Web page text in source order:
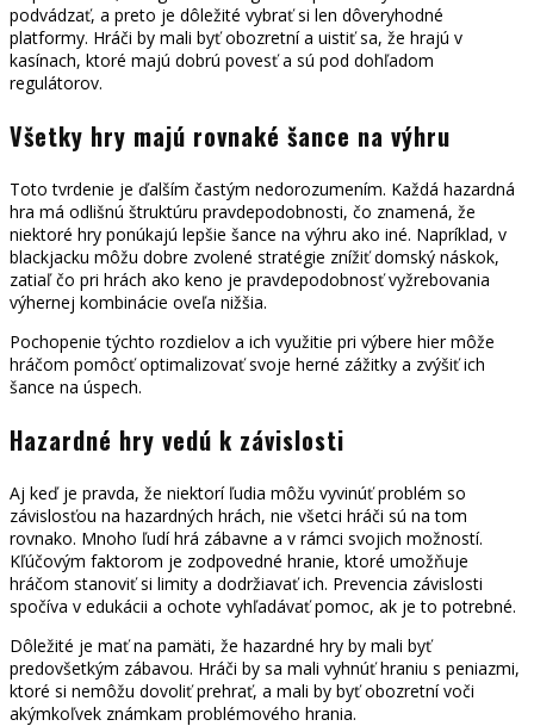
podvádzať, a preto je dôležité vybrať si len dôveryhodné
platformy. Hráči by mali byť obozretní a uistiť sa, že hrajú v
kasínach, ktoré majú dobrú povesť a sú pod dohľadom
regulátorov.
Všetky hry majú rovnaké šance na výhru
Toto tvrdenie je ďalším častým nedorozumením. Každá hazardná
hra má odlišnú štruktúru pravdepodobnosti, čo znamená, že
niektoré hry ponúkajú lepšie šance na výhru ako iné. Napríklad, v
blackjacku môžu dobre zvolené stratégie znížiť domský náskok,
zatiaľ čo pri hrách ako keno je pravdepodobnosť vyžrebovania
výhernej kombinácie oveľa nižšia.
Pochopenie týchto rozdielov a ich využitie pri výbere hier môže
hráčom pomôcť optimalizovať svoje herné zážitky a zvýšiť ich
šance na úspech.
Hazardné hry vedú k závislosti
Aj keď je pravda, že niektorí ľudia môžu vyvinúť problém so
závislosťou na hazardných hrách, nie všetci hráči sú na tom
rovnako. Mnoho ľudí hrá zábavne a v rámci svojich možností.
Kľúčovým faktorom je zodpovedné hranie, ktoré umožňuje
hráčom stanoviť si limity a dodržiavať ich. Prevencia závislosti
spočíva v edukácii a ochote vyhľadávať pomoc, ak je to potrebné.
Dôležité je mať na pamäti, že hazardné hry by mali byť
predovšetkým zábavou. Hráči by sa mali vyhnúť hraniu s peniazmi,
ktoré si nemôžu dovoliť prehrať, a mali by byť obozretní voči
akýmkoľvek známkam problémového hrania.